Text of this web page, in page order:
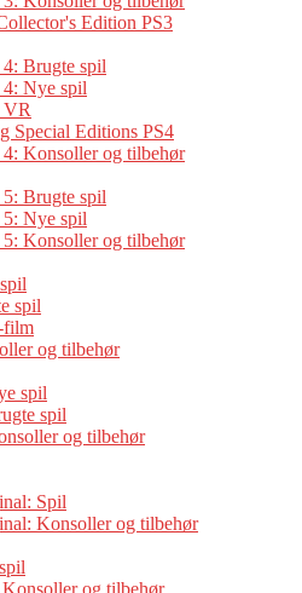
Edition PS3
Brugte spil
4: Nye spil
VR
Special Editions PS4
4: Konsoller og tilbehør
Brugte spil
5: Nye spil
5: Konsoller og tilbehør
spil
film
og tilbehør
spil
spil
og tilbehør
Spil
Konsoller og tilbehør